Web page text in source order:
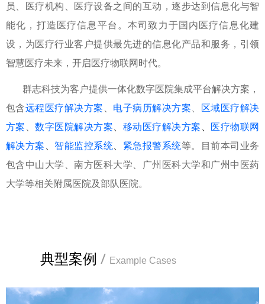
典型案例 / Example Cases
员、医疗机构、医疗设备之间的互动，逐步达到信息化与智
能化，打造医疗信息平台。本司致力于国内医疗信息化建
设，为医疗行业客户提供最先进的信息化产品和服务，引领
智慧医疗未来，开启医疗物联网时代。
群志科技为客户提供一体化数字医院集成平台解决方案，
包含远程医疗解决方案、 电子病历解决方案、 区域医疗解决
方案、数字医院解决方案、 移动医疗解决方案、 医疗物联网
解决方案、 智能监控系统、 紧急报警系统等。目前本司业务
包含中山大学、南方医科大学、广州医科大学和广州中医药
大学等相关附属医院及部队医院。